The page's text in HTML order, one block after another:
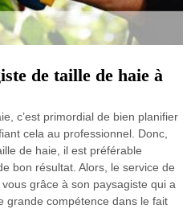
de taille de haie à
c’est primordial de bien planifier
cela au professionnel. Donc,
de haie, il est préférable
bon résultat. Alors, le service de
grâce à son paysagiste qui a
grande compétence dans le fait